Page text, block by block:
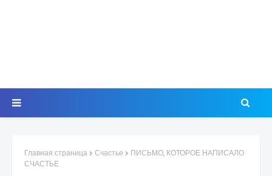
Главная страница Счастье
ПИСЬМО, КОТОРОЕ НАПИСАЛО
СЧАСТЬЕ